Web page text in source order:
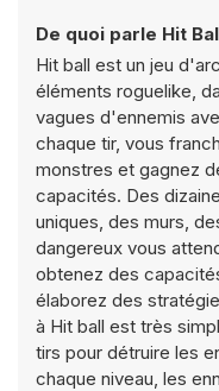
De quoi parle Hit
Hit ball est un jeu
éléments roguelike,
vagues d'ennemis
chaque tir, vous
monstres et gagnez
capacités. Des
uniques, des murs,
dangereux vous
obtenez des
élaborez des
à Hit ball est très
tirs pour détruire les
chaque niveau, les